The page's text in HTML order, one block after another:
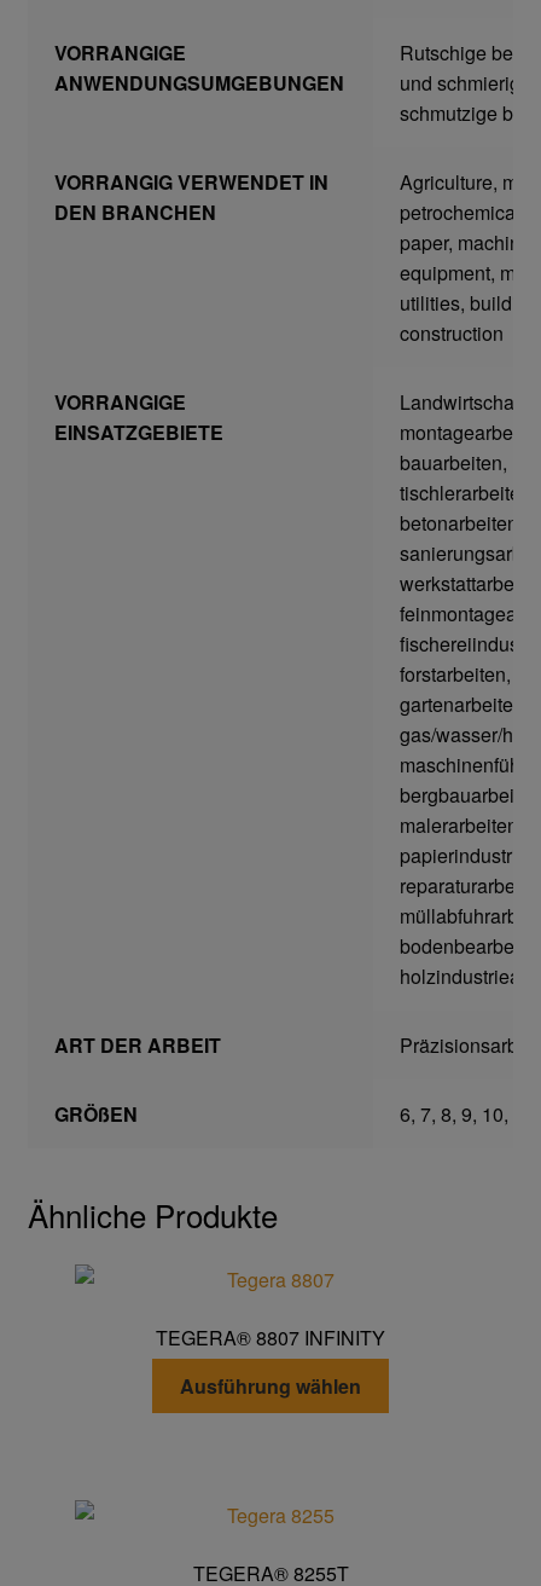
Imagefilm
Kassen
Anschlagpuffer
Warenkorb
VORRANGIGE
ANWENDUNGSUMGEBUNGEN
Rutschige
und schmierige
schmutzige
VORRANGIG VERWENDET IN
DEN BRANCHEN
Agriculture,
petrochemical,
paper,
equipment,
utilities,
construction
VORRANGIGE
EINSATZGEBIETE
bauarbeiten,
tischlerarbeiten,
betonarbeiten,
forstarbeiten,
gartenarbeiten,
gas/wasser/
malerarbeiten,
ART DER ARBEIT
GRÖßEN 6, 7, 8, 9, 10, 11
Ähnliche Produkte
TEGERA® 8807 INFINITY
Ausführung wählen
TEGERA® 8255T